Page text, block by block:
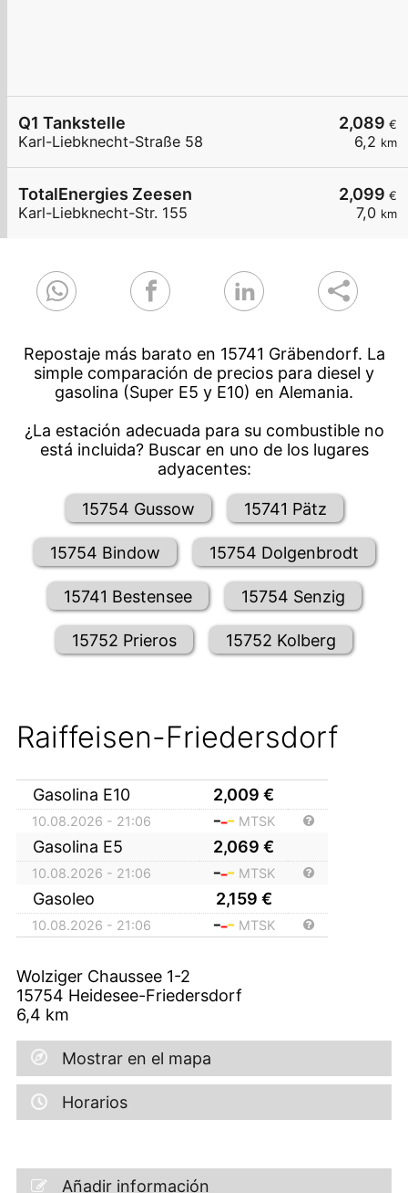
2,089 €
6,2 km
Q1 Tankstelle
Karl-Liebknecht-Straße 58
2,099 €
7,0 km
TotalEnergies Zeesen
Karl-Liebknecht-Str. 155
Repostaje más barato en 15741 Gräbendorf. La
simple comparación de precios para diesel y
gasolina (Super E5 y E10) en Alemania.
¿La estación adecuada para su combustible no
está incluida? Buscar en uno de los lugares
adyacentes:
15754 Gussow 15741 Pätz
15754 Bindow 15754 Dolgenbrodt
15741 Bestensee 15754 Senzig
15752 Prieros 15752 Kolberg
Raiffeisen-Friedersdorf
Gasolina E10 2,009 €
10.08.2026 - 21:06 MTSK
Gasolina E5 2,069 €
10.08.2026 - 21:06 MTSK
Gasoleo 2,159 €
10.08.2026 - 21:06 MTSK
Wolziger Chaussee 1-2
15754 Heidesee-Friedersdorf
6,4 km
Mostrar en el mapa
Horarios
Añadir información